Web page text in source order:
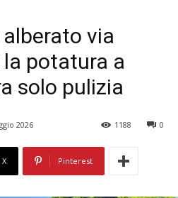
via
la potatura a
solo pulizia
2026 0
1188
X Pinterest